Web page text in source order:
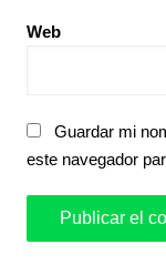
Web
Guardar mi
este navegador